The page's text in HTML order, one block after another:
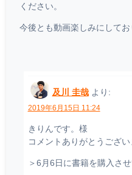
ください。
今後とも動画楽しみにしてお
及川 圭哉 より:
2019年6月15日 11:24
きりんです。様
コメントありがとうござい
＞6月6日に書籍を購入さ